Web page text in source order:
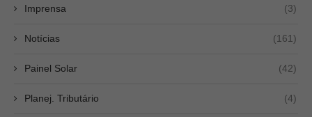
Imprensa (3)
Notícias (161)
Painel Solar (42)
Planej. Tributário (4)